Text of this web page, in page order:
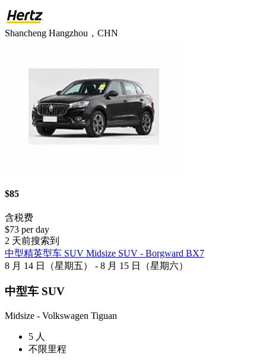
Shancheng Hangzhou，CHN
$85
含税费
$73 per day
2 天前搜索到
中型精英型车 SUV Midsize SUV - Borgward BX7
8 月 14 日（星期五） - 8 月 15 日（星期六）
中型车 SUV
Midsize - Volkswagen Tiguan
5 人
不限里程